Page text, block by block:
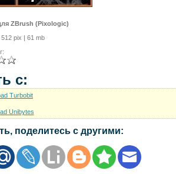
ZBrush (Pixologic)
pix | 61 mb
с:
Turbobit
Unibytes
поделитесь с другими: